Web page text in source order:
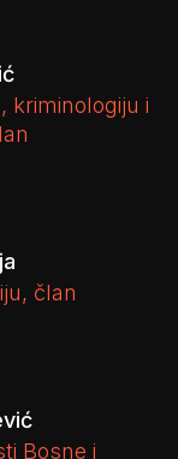
kriminologiju i
član
Bosne i